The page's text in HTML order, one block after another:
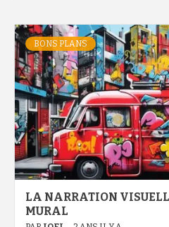
BONS PLANS
LA NARRATION
MURAL